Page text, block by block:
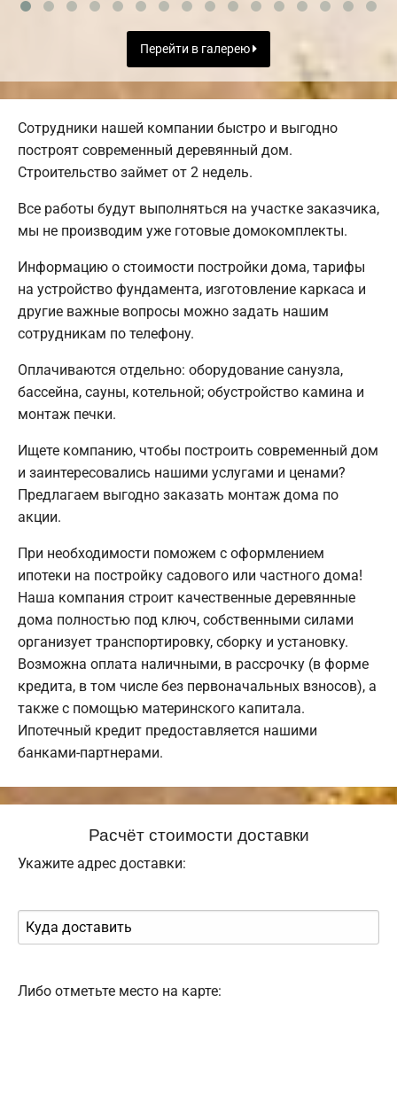
Перейти в галерею
Сотрудники нашей компании быстро и выгодно
построят современный деревянный дом.
Строительство займет от 2 недель.
Все работы будут выполняться на участке заказчика,
мы не производим уже готовые домокомплекты.
Информацию о стоимости постройки дома, тарифы
на устройство фундамента, изготовление каркаса и
другие важные вопросы можно задать нашим
сотрудникам по телефону.
Оплачиваются отдельно: оборудование санузла,
бассейна, сауны, котельной; обустройство камина и
монтаж печки.
Ищете компанию, чтобы построить современный дом
и заинтересовались нашими услугами и ценами?
Предлагаем выгодно заказать монтаж дома по
акции.
При необходимости поможем с оформлением
ипотеки на постройку садового или частного дома!
Наша компания строит качественные деревянные
дома полностью под ключ, собственными силами
организует транспортировку, сборку и установку.
Возможна оплата наличными, в рассрочку (в форме
кредита, в том числе без первоначальных взносов), а
также с помощью материнского капитала.
Ипотечный кредит предоставляется нашими
банками-партнерами.
Расчёт стоимости доставки
Укажите адрес доставки:
Либо отметьте место на карте: